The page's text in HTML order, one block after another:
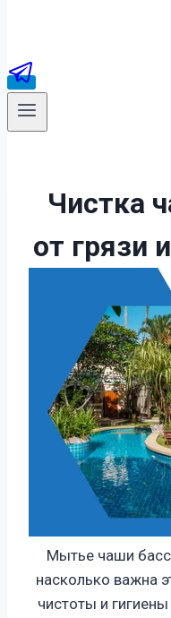
Чистка
от грязи
Мытье чаши
насколько важна
чистоты и